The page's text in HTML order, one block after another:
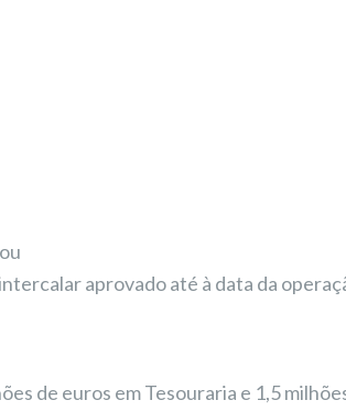
aprovado até à data da
de euros em Tesouraria e 1,5